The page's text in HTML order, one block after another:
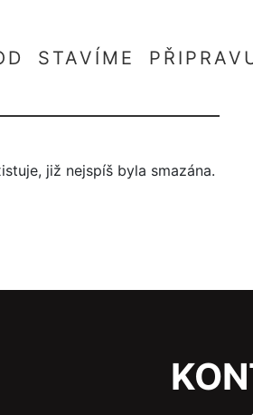
STAVÍME
již nejspíš byla smazána.